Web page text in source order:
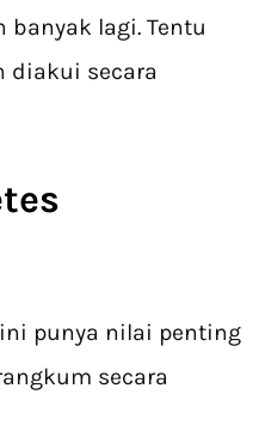
lagi. Tentu
diakui secara
punya nilai penting
secara